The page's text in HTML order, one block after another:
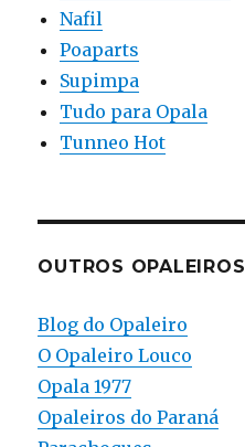
Nafil
Poaparts
Supimpa
Tudo para Opala
Tunneo Hot
OUTROS OPALEIROS
Blog do Opaleiro
O Opaleiro Louco
Opala 1977
Opaleiros do Paraná